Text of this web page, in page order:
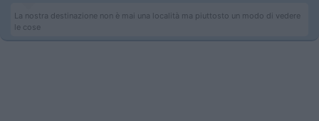
La nostra destinazione non è mai una località ma piuttosto un modo di vedere
le cose